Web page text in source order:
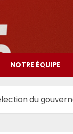
NOTRE ÉQUIPE
du